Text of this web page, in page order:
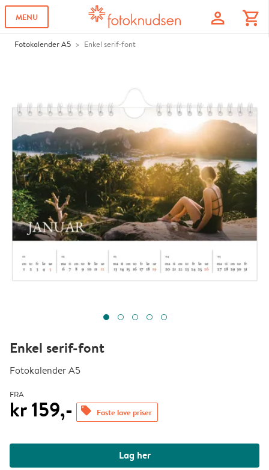
MENU profile shopping_cart
Fotokalender A5 Enkel serif-font
Enkel serif-font
Fotokalender A5
FRA
kr 159,- offers Faste lave priser
Lag her